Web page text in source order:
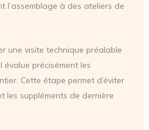
l’assemblage à des ateliers de
une visite technique préalable
précisément les
Cette étape permet d’éviter
les suppléments de dernière